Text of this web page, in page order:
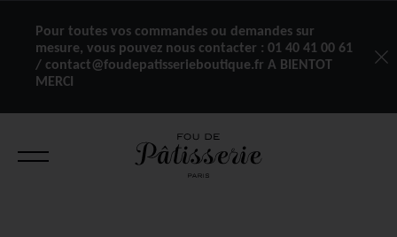
Pour toutes vos commandes ou demandes sur
mesure, vous pouvez nous contacter : 01 40 41 00 61
/ contact@foudepatisserieboutique.fr A BIENTOT
MERCI